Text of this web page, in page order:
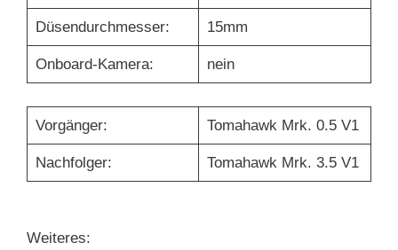
Düsendurchmesser: 15mm
Onboard-Kamera: nein
Vorgänger: Tomahawk Mrk. 0.5 V1
Nachfolger: Tomahawk Mrk. 3.5 V1
Weiteres: